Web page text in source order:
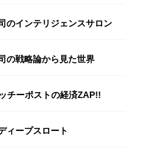
のインテリジェンスサロン
の戦略論から見た世界
チーポストの経済ZAP!!
ィープスロート